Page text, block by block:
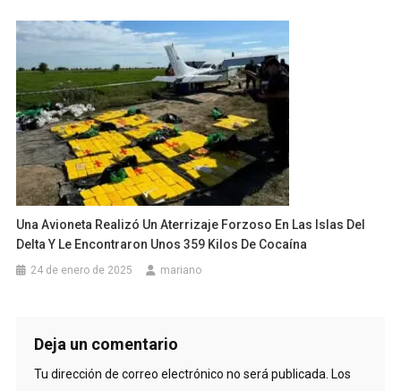
Una Avioneta Realizó Un Aterrizaje Forzoso En Las Islas Del
Delta Y Le Encontraron Unos 359 Kilos De Cocaína
24 de enero de 2025 mariano
Deja un comentario
Tu dirección de correo electrónico no será publicada. Los